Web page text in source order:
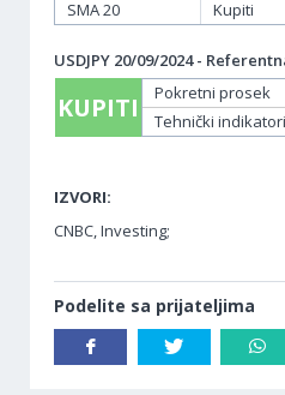
SMA 20
Kupiti
USDJPY 20/09/2024 -
KUPITI Pokretni prosek
Tehnički
IZVORI:
CNBC, Investing;
Podelite sa prijateljima